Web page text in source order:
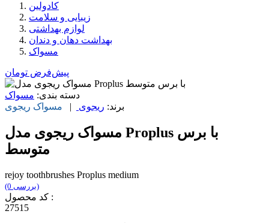
کادولین
زیبایی و سلامت
لوازم بهداشتی
بهداشت دهان و دندان
مسواک
پیش‌فرض تومان
دسته بندی: مسواک
برند: ریجوی | مسواک ریجوی
مسواک ریجوی مدل Proplus با برس
متوسط
rejoy toothbrushes Proplus medium
(0 بررسی)
کد محصول :
27515